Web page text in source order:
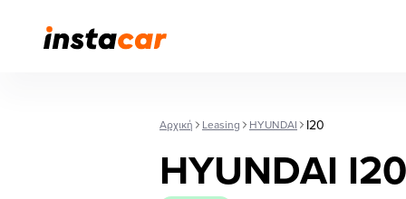
Αρχική Leasing HYUNDAI I20
HYUNDAI I20